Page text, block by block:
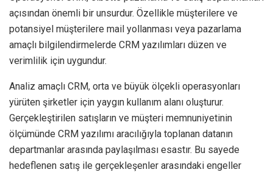
açısından önemli bir unsurdur. Özellikle müşterilere ve
potansiyel müşterilere mail yollanması veya pazarlama
amaçlı bilgilendirmelerde CRM yazılımları düzen ve
verimlilik için uygundur.
Analiz amaçlı CRM, orta ve büyük ölçekli operasyonları
yürüten şirketler için yaygın kullanım alanı oluşturur.
Gerçekleştirilen satışların ve müşteri memnuniyetinin
ölçümünde CRM yazılımı aracılığıyla toplanan datanın
departmanlar arasında paylaşılması esastır. Bu sayede
hedeflenen satış ile gerçekleşenler arasındaki engeller